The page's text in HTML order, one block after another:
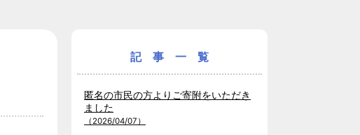
記 事 一 覧
匿名の市民の方よりご寄附をいただき
ました
（2026/04/07）